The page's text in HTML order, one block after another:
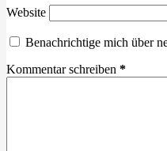
Website
Benachrichtige mich über
Kommentar schreiben *